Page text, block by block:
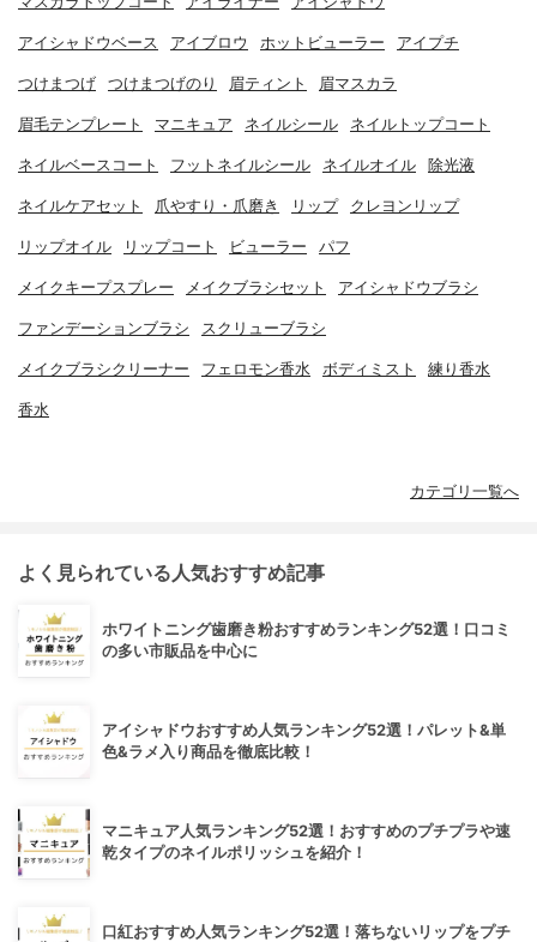
アイシャドウベース アイブロウ ホットビューラー アイプチ
つけまつげ つけまつげのり 眉ティント 眉マスカラ
眉毛テンプレート マニキュア ネイルシール ネイルトップコート
ネイルベースコート フットネイルシール ネイルオイル 除光液
ネイルケアセット 爪やすり・爪磨き リップ クレヨンリップ
リップオイル リップコート ビューラー パフ
メイクキープスプレー メイクブラシセット アイシャドウブラシ
ファンデーションブラシ スクリューブラシ
メイクブラシクリーナー フェロモン香水 ボディミスト 練り香水
香水
カテゴリ一覧へ
よく見られている人気おすすめ記事
ホワイトニング歯磨き粉おすすめランキング52選！口コミ
の多い市販品を中心に
アイシャドウおすすめ人気ランキング52選！パレット&単
色&ラメ入り商品を徹底比較！
マニキュア人気ランキング52選！おすすめのプチプラや速
乾タイプのネイルポリッシュを紹介！
口紅おすすめ人気ランキング52選！落ちないリップをプチ